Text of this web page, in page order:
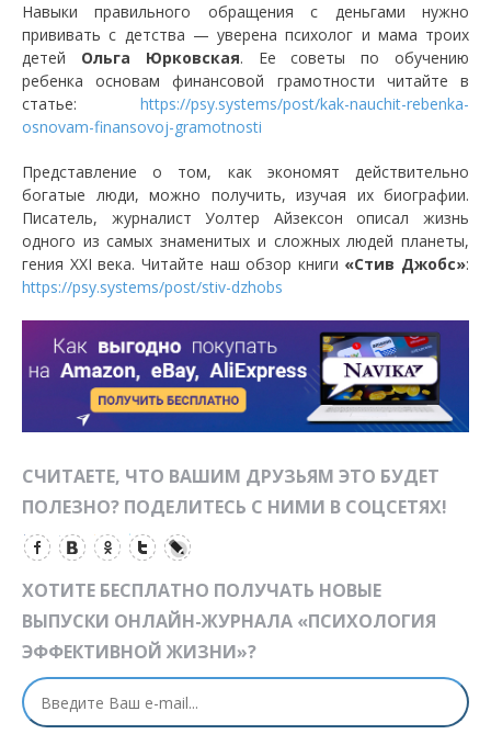
Навыки правильного обращения с деньгами нужно
прививать с детства — уверена психолог и мама троих
детей Ольга Юрковская. Ее советы по обучению
ребенка основам финансовой грамотности читайте в
статье: https://psy.systems/post/kak-nauchit-rebenka-
osnovam-finansovoj-gramotnosti
Представление о том, как экономят действительно
богатые люди, можно получить, изучая их биографии.
Писатель, журналист Уолтер Айзексон описал жизнь
одного из самых знаменитых и сложных людей планеты,
гения XXI века. Читайте наш обзор книги «Стив Джобс»:
https://psy.systems/post/stiv-dzhobs
СЧИТАЕТЕ, ЧТО ВАШИМ ДРУЗЬЯМ ЭТО БУДЕТ
ПОЛЕЗНО? ПОДЕЛИТЕСЬ С НИМИ В СОЦСЕТЯХ!
ХОТИТЕ БЕСПЛАТНО ПОЛУЧАТЬ НОВЫЕ
ВЫПУСКИ ОНЛАЙН-ЖУРНАЛА «ПСИХОЛОГИЯ
ЭФФЕКТИВНОЙ ЖИЗНИ»?